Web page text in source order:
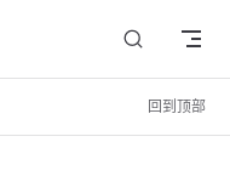
回到顶部